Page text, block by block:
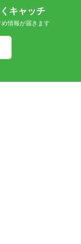
キャッチ
情報が届きます